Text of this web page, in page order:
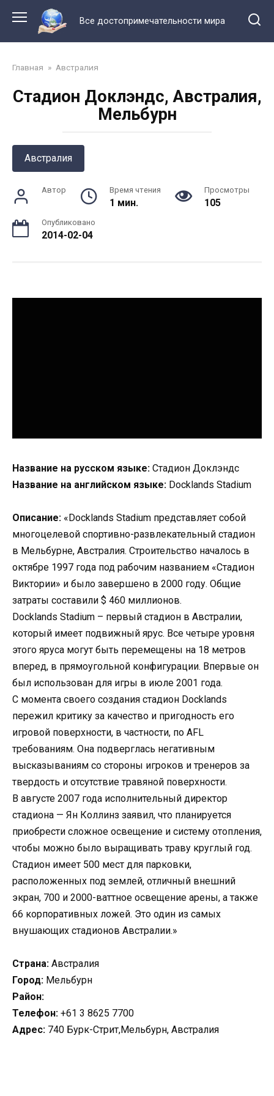
контенту
Все достопримечательности мира
Главная » Австралия
Стадион Доклэндс, Австралия,
Мельбурн
Австралия
Автор Время чтения
1 мин.
Просмотры
105
Опубликовано
2014-02-04
Название на русском языке: Стадион Доклэндс
Название на английском языке: Docklands Stadium
Описание: «Docklands Stadium представляет собой
многоцелевой спортивно-развлекательный стадион
в Мельбурне, Австралия. Строительство началось в
октябре 1997 года под рабочим названием «Стадион
Виктории» и было завершено в 2000 году. Общие
затраты составили $ 460 миллионов.
Docklands Stadium – первый стадион в Австралии,
который имеет подвижный ярус. Все четыре уровня
этого яруса могут быть перемещены на 18 метров
вперед, в прямоугольной конфигурации. Впервые он
был использован для игры в июле 2001 года.
С момента своего создания стадион Docklands
пережил критику за качество и пригодность его
игровой поверхности, в частности, по AFL
требованиям. Она подверглась негативным
высказываниям со стороны игроков и тренеров за
твердость и отсутствие травяной поверхности.
В августе 2007 года исполнительный директор
стадиона — Ян Коллинз заявил, что планируется
приобрести сложное освещение и систему отопления,
чтобы можно было выращивать траву круглый год.
Стадион имеет 500 мест для парковки,
расположенных под землей, отличный внешний
экран, 700 и 2000-ваттное освещение арены, а также
66 корпоративных ложей. Это один из самых
внушающих стадионов Австралии.»
Страна: Австралия
Город: Мельбурн
Район:
Телефон: +61 3 8625 7700
Адрес: 740 Бурк-Стрит,Мельбурн, Австралия